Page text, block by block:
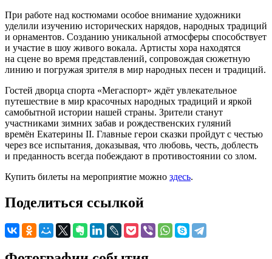
При работе над костюмами особое внимание художники
уделили изучению исторических нарядов, народных традиций
и орнаментов. Созданию уникальной атмосферы способствует
и участие в шоу живого вокала. Артисты хора находятся
на сцене во время представлений, сопровождая сюжетную
линию и погружая зрителя в мир народных песен и традиций.
Гостей дворца спорта «Мегаспорт» ждёт увлекательное
путешествие в мир красочных народных традиций и яркой
самобытной истории нашей страны. Зрители станут
участниками зимних забав и рождественских гуляний
времён Екатерины II. Главные герои сказки пройдут с честью
через все испытания, доказывая, что любовь, честь, доблесть
и преданность всегда побеждают в противостоянии со злом.
Купить билеты на мероприятие можно здесь.
Поделиться ссылкой